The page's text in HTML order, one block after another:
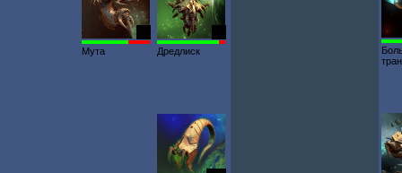
Мута
Дредлиск